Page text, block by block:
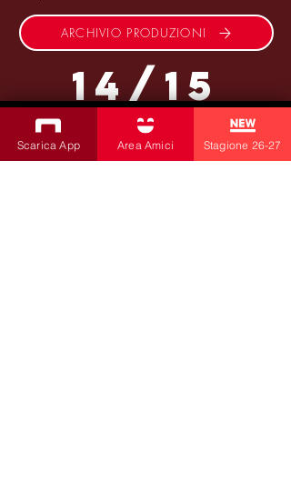
ARCHIVIO PRODUZIONI
14/15
ISCRIVITI ALLA NEWSLETTER
Scarica App Area Amici Stagione 26-27